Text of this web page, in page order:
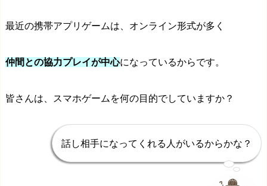
最近の携帯アプリゲームは、オンライン形式が多く
仲間との協力プレイが中心になっているからです。
皆さんは、スマホゲームを何の目的でしていますか？
話し相手になってくれる人がいるからかな？